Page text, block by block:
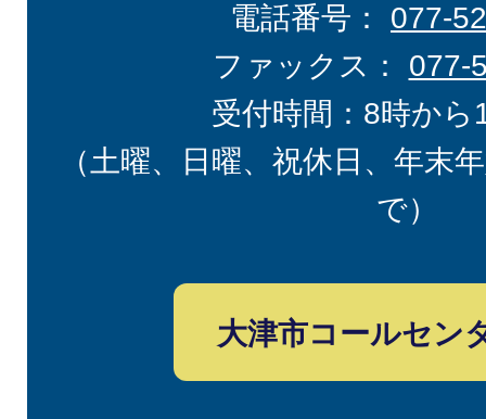
電話番号： 077-
ファックス： 077-
受付時間：8時から
（土曜、日曜、祝休日、年末
で）
大津市コールセン